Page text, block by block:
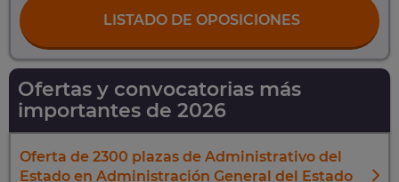
LISTADO DE OPOSICIONES
Ofertas y convocatorias más
importantes de 2026
Oferta de 2300 plazas de Administrativo del
Estado en Administración General del Estado